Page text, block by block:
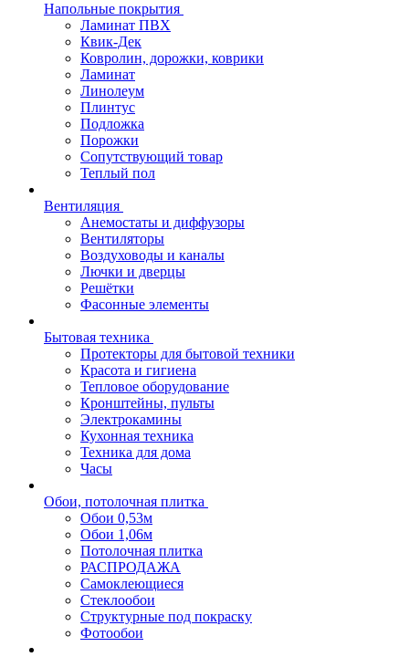
Напольные покрытия
Ламинат ПВХ
Квик-Дек
Ковролин, дорожки, коврики
Ламинат
Линолеум
Плинтус
Подложка
Порожки
Сопутствующий товар
Теплый пол
Вентиляция
Анемостаты и диффузоры
Вентиляторы
Воздуховоды и каналы
Лючки и дверцы
Решётки
Фасонные элементы
Бытовая техника
Протекторы для бытовой техники
Красота и гигиена
Тепловое оборудование
Кронштейны, пульты
Электрокамины
Кухонная техника
Техника для дома
Часы
Обои, потолочная плитка
Обои 0,53м
Обои 1,06м
Потолочная плитка
РАСПРОДАЖА
Самоклеющиеся
Стеклообои
Структурные под покраску
Фотообои